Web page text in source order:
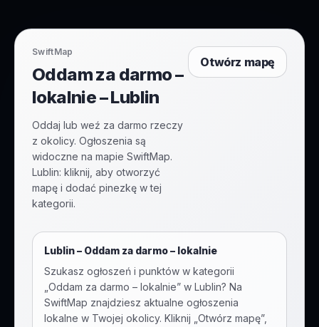
SwiftMap
Oddam za darmo –
lokalnie – Lublin
Oddaj lub weź za darmo rzeczy
z okolicy. Ogłoszenia są
widoczne na mapie SwiftMap.
Lublin: kliknij, aby otworzyć
mapę i dodać pinezkę w tej
kategorii.
Otwórz mapę
Lublin– Oddam za darmo – lokalnie
Szukasz ogłoszeń i punktów w kategorii
Oddam za darmo – lokalnie” w Lublin? Na
SwiftMap znajdziesz aktualne ogłoszenia
lokalne w Twojej okolicy. Kliknij „Otwórz mapę”,